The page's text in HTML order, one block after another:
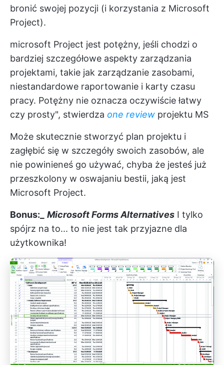
bronić swojej pozycji (i korzystania z Microsoft
Project).
microsoft Project jest potężny, jeśli chodzi o
bardziej szczegółowe aspekty zarządzania
projektami, takie jak zarządzanie zasobami,
niestandardowe raportowanie i karty czasu
pracy. Potężny nie oznacza oczywiście łatwy
czy prosty", stwierdza one review projektu MS
Może skutecznie stworzyć plan projektu i
zagłębić się w szczegóły swoich zasobów, ale
nie powinieneś go używać, chyba że jesteś już
przeszkolony w oswajaniu bestii, jaką jest
Microsoft Project.
Bonus:_ Microsoft Forms Alternatives I tylko
spójrz na to... to nie jest tak przyjazne dla
użytkownika!